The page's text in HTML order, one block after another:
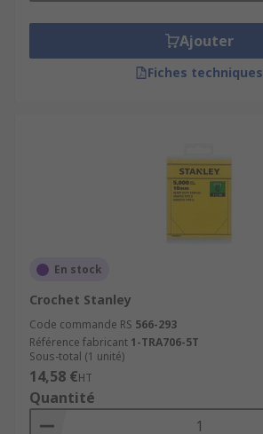
Ajouter
Fiches techniques
En stock
Crochet Stanley
Code commande RS 566-293
Référence fabricant 1-TRA706-5T
Sous-total (1 unité)
14,58 €HT
Quantité